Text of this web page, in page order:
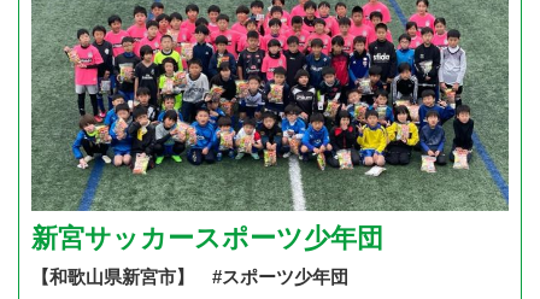
新宮サッカースポーツ少年団
【和歌山県新宮市】 #スポーツ少年団